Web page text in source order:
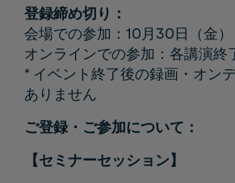
登録締め切り：
会場での参加：10月30日（金）
オンラインでの参加：各講演終
* イベント終了後の録画・オン
ありません
ご登録・ご参加について：
【セミナーセッション】